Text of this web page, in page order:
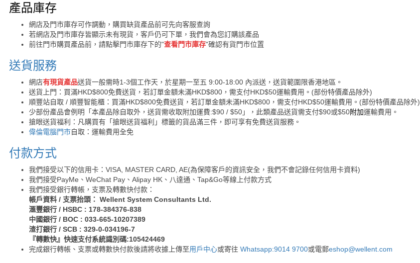
購買須知
產品庫存
網店及門市庫存可作調動，購買缺貨產品前可先向客服查詢
若網店及門市庫存皆顯示未有現貨，客戶仍可下單，我們會為您訂購該產品
前往門市購買產品前，請點擊門市庫存下的"查看門市庫存"確認有貨門市位置
送貨服務
網店有現貨產品送貨一般需時1-3個工作天，於星期一至五 9:00-18:00 內派送，送貨範圍限香港地區。
送貨上門：買滿HKD$800免費送貨，若訂單金額未滿HKD$800，需支付HKD$50運輸費用。(部份特價產品除外)
順豐站自取 / 順豐智能櫃：買滿HKD$800免費送貨，若訂單金額未滿HKD$800，需支付HKD$50運輸費用。(部份特價產品除外)
少部份產品會例明「本產品除自取外，送貨需收取附加運費:$90 / $50」，此類產品送貨需支付$90或$50附加運輸費用。
搶眼送貨福利：凡購買有「搶眼送貨福利」標籤的貨品滿三件，即可享有免費送貨服務。
偉倫電腦門市自取：運輸費用全免
付款方式
我們接受以下的信用卡：VISA, MASTER CARD, AE(為保障客戶的資訊安全，我們不會記錄任何信用卡資料)
我們接受PayMe、WeChat Pay、Alipay HK、八達通、Tap&Go等線上付款方式
我們接受銀行轉帳，支票及轉數快付款：
帳戶資料 / 支票抬頭： Wellent System Consultants Ltd.
滙豐銀行 / HSBC : 178-384376-838
中國銀行 / BOC : 033-665-10207389
渣打銀行 / SCB : 329-0-034196-7
『轉數快』快速支付系統識別碼:105424469
完成銀行轉帳、支票或轉數快付款後請將收據上傳至用戶中心或寄往 Whatsapp:9014 9700或電郵eshop@wellent.com